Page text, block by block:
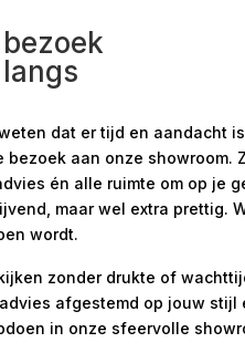
dat er tijd en aandacht
bezoek aan onze showroom.
én alle ruimte om op je
maar wel extra prettig.
wordt.
zonder drukte of
afgestemd op jouw stijl
in onze sfeervolle